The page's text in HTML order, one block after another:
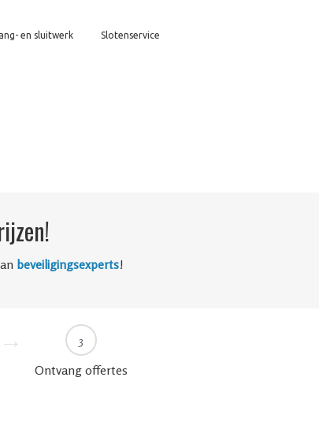
en sluitwerk Slotenservice
beveiligingsexperts!
3
Ontvang offertes